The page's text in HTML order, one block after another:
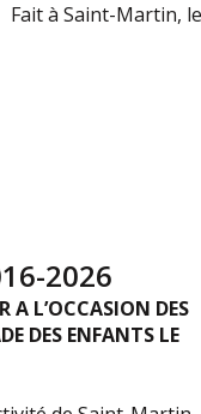
le
2026
A L’OCCASION DES
DES ENFANTS LE